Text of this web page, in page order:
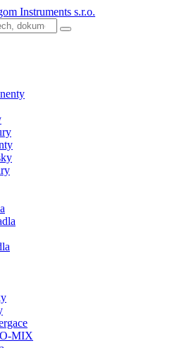
Instruments s.r.o.
MIX